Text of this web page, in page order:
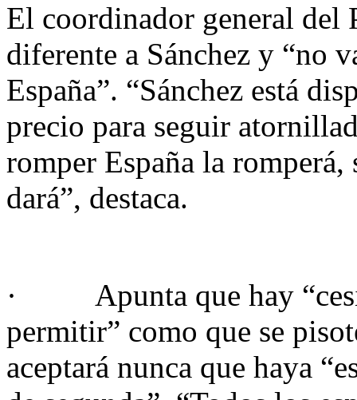
El coordinador general del
diferente a Sánchez y “no
España”. “Sánchez está
precio para seguir
romper España la
dará”, destaca.
· Apunta que hay
permitir” como que se
aceptará nunca que haya